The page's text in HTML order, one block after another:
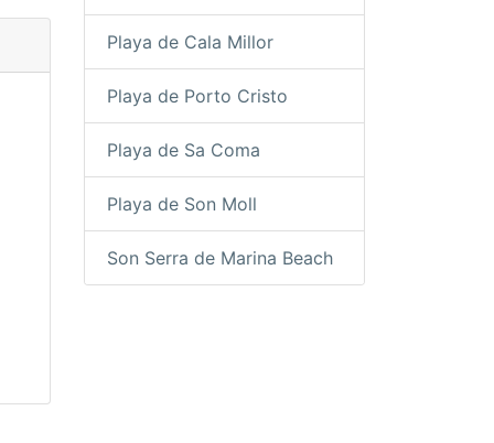
Playa de Cala Millor
Playa de Porto Cristo
Playa de Sa Coma
Playa de Son Moll
Son Serra de Marina Beach